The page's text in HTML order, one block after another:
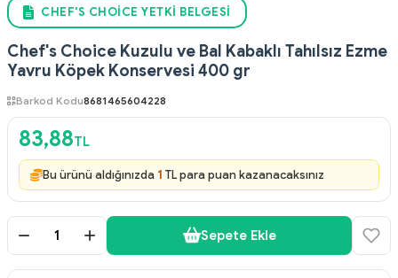
CHEF'S CHOICE YETKI BELGESI
Chef's Choice Kuzulu ve Bal Kabaklı Tahılsız Ezme
Yavru Köpek Konservesi 400 gr
Barkod Kodu8681465604228
83,88TL
Bu ürünü aldığınızda 1 TL para puan kazanacaksınız
Sepete Ekle